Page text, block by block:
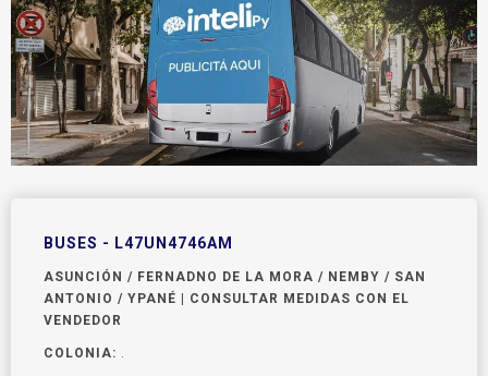
BUSES - L47UN4746AM
ASUNCIÓN / FERNADNO DE LA MORA / NEMBY / SAN
ANTONIO / YPANÉ | CONSULTAR MEDIDAS CON EL
VENDEDOR
COLONIA: .